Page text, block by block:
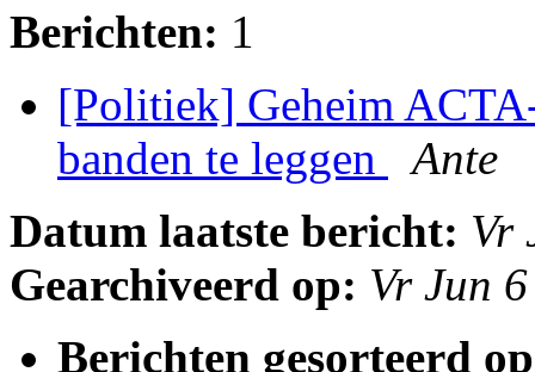
Berichten: 1
[Politiek] Geheim
banden te leggen
Ante
Datum laatste bericht: Vr
Gearchiveerd op: Vr Jun
Berichten gesorteerd